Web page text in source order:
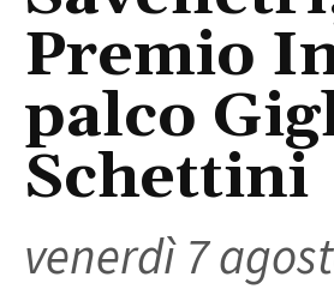
Premio
palco
Schettini
venerdì 7